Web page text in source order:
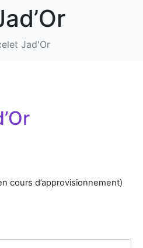
Jad'Or
cours d’approvisionnement)